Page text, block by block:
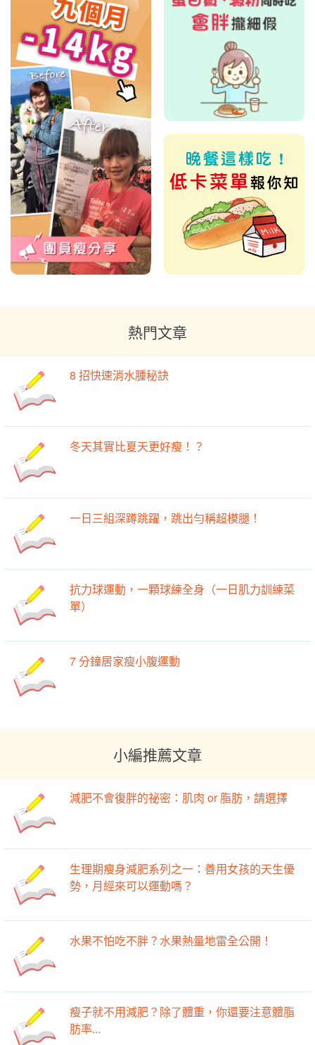
熱門文章
8 招快速消水腫秘訣
冬天其實比夏天更好瘦！？
一日三組深蹲跳躍，跳出勻稱超模腿！
抗力球運動，一顆球練全身（一日肌力訓練菜
單）
7 分鐘居家瘦小腹運動
小編推薦文章
減肥不會復胖的祕密：肌肉 or 脂肪，請選擇
生理期瘦身減肥系列之一：善用女孩的天生優
勢，月經來可以運動嗎？
水果不怕吃不胖？水果熱量地雷全公開！
瘦子就不用減肥？除了體重，你還要注意體脂
肪率...